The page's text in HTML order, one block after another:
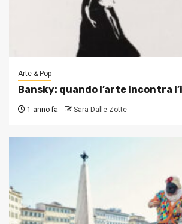
Arte & Pop
Bansky: quando l’arte incontra
1 anno fa Sara Dalle Zotte